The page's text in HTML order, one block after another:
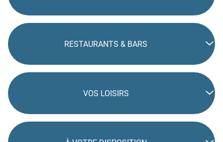
RESTAURANTS & BARS
VOS LOISIRS